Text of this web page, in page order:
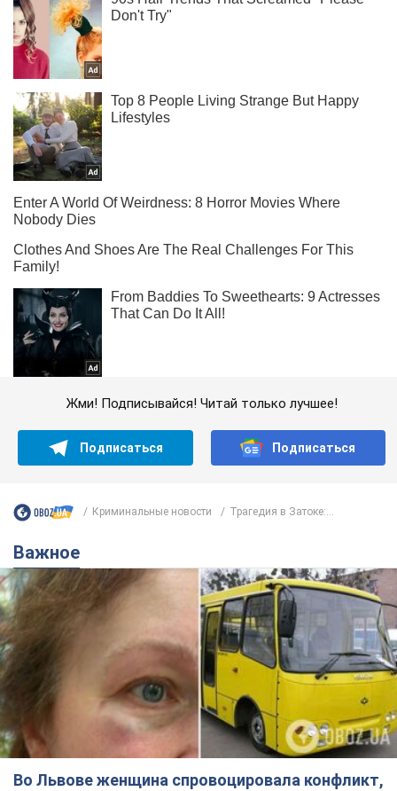
Жми! Подписывайся! Читай только лучшее!
Подписаться Подписаться
Криминальные новости Трагедия в Затоке:...
Важное
Во Львове женщина спровоцировала конфликт,